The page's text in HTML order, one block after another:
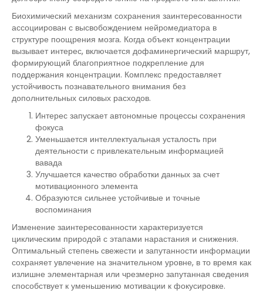
Биохимический механизм сохранения заинтересованности
ассоциирован с высвобождением нейромедиатора в
структуре поощрения мозга. Когда объект концентрации
вызывает интерес, включается дофаминергический маршрут,
формирующий благоприятное подкрепление для
поддержания концентрации. Комплекс предоставляет
устойчивость познавательного внимания без
дополнительных силовых расходов.
Интерес запускает автономные процессы сохранения
фокуса
Уменьшается интеллектуальная усталость при
деятельности с привлекательным информацией
вавада
Улучшается качество обработки данных за счет
мотивационного элемента
Образуются сильнее устойчивые и точные
воспоминания
Изменение заинтересованности характеризуется
циклическим природой с этапами нарастания и снижения.
Оптимальный степень свежести и запутанности информации
сохраняет увлечение на значительном уровне, в то время как
излишне элементарная или чрезмерно запутанная сведения
способствует к уменьшению мотивации к фокусировке.